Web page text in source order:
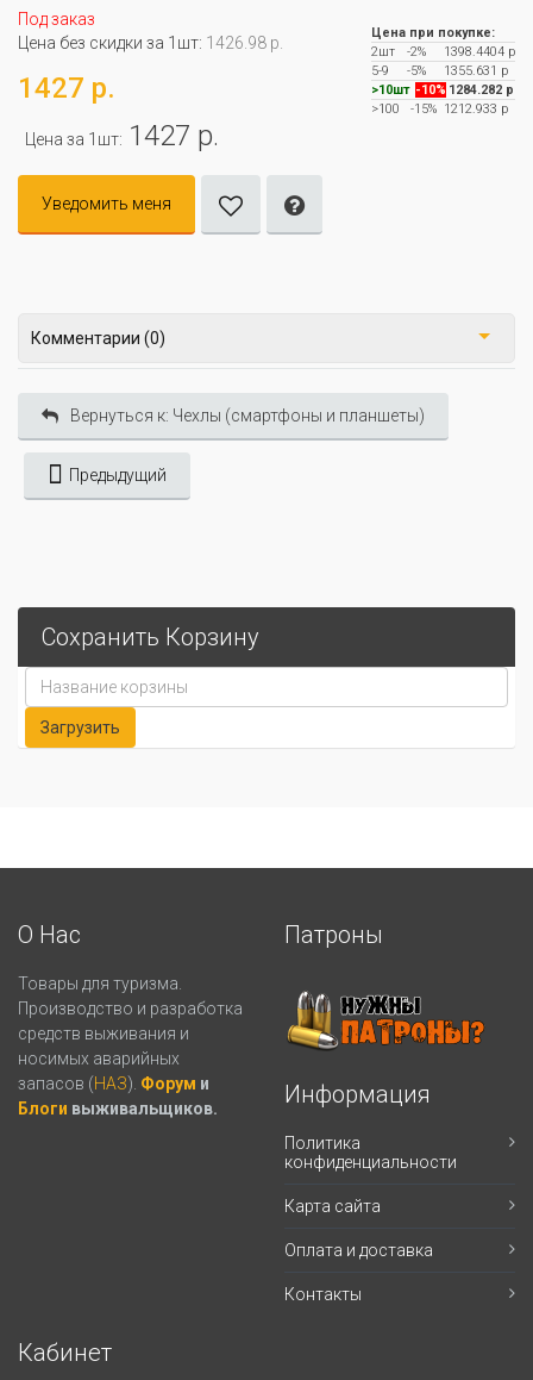
Под заказ
Цена без скидки за 1шт: 1426.98 р.
1427 р.
Цена за 1шт: 1427 р.
Цена при покупке:
2шт
-2%
1398.4404 р
5-9
-5%
1355.631 р
>10шт -10% 1284.282 р
>100
-15% 1212.933 р
Уведомить меня
Комментарии (0)
Вернуться к: Чехлы (смартфоны и планшеты)
Предыдущий
Сохранить Корзину
О Нас
Товары для туризма.
Производство и разработка
средств выживания и
носимых аварийных
запасов (НАЗ). Форум и
Блоги выживальщиков.
Патроны
Информация
Политика
конфиденциальности
Карта сайта
Оплата и доставка
Контакты
Кабинет